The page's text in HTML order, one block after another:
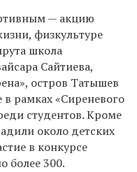
— акцию
физкультуре
школа
Сайтиева,
остров Татышев
рамках «Сиреневого
студентов. Кроме
около детских
в конкурсе
более 300.